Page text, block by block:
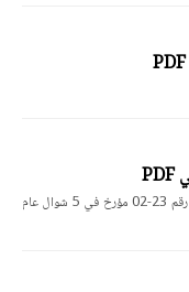
قانون رقم 23-02 يتعلق بممارسة الحق النقابي PDF قانون رقم 23-02 مؤرخ في 5 شوال عام